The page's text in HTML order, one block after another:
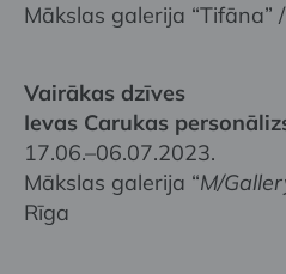
Mākslas galerija “Tifāna”
Vairākas dzīves
Ievas Carukas
17.06.–06.07.2023.
Mākslas galerija “M/
Rīga